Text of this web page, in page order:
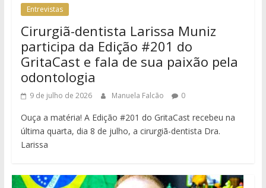
Entrevistas
Cirurgiã-dentista Larissa Muniz
participa da Edição #201 do
GritaCast e fala de sua paixão pela
odontologia
9 de julho de 2026 Manuela Falcão 0
Ouça a matéria! A Edição #201 do GritaCast recebeu na
última quarta, dia 8 de julho, a cirurgiã-dentista Dra.
Larissa